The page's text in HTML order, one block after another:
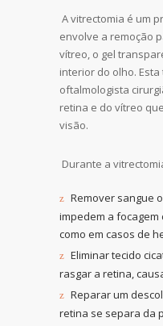
A vitrectomia é um
envolve a remoção
vítreo, o gel
interior do olho.
oftalmologista
retina e do vítreo
visão.
Durante a
Remover sangue
impedem a
como em casos de
Eliminar tecido
rasgar a retina,
Reparar um
retina se separa da